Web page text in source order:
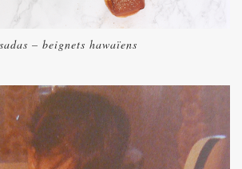
– beignets hawaïens